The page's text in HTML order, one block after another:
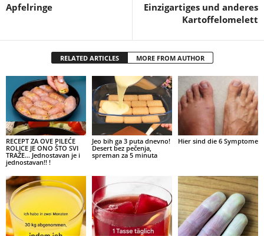
Apfelringe
Einzigartiges und anderes
Kartoffelomelett
RELATED ARTICLES MORE FROM AUTHOR
RECEPT ZA OVE PILEĆE
ROLICE JE ONO ŠTO SVI
TRAŽE… Jednostavan je i
jednostavan!! !
Jeo bih ga 3 puta dnevno!
Desert bez pečenja,
spreman za 5 minuta
Hier sind die 6 Symptome